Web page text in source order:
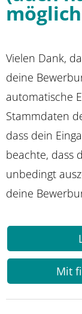
Vielen Dank,
deine
automatische
Stammdaten
dass dein
beachte, dass
unbedingt
deine
Mit